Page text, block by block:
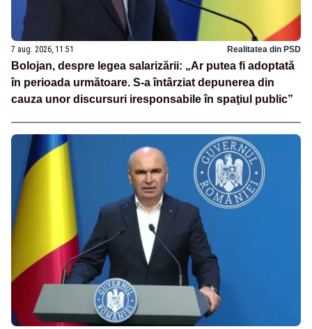
7 aug. 2026, 11:51 Realitatea din PSD
Bolojan, despre legea salarizării: „Ar putea fi adoptată
în perioada următoare. S-a întârziat depunerea din
cauza unor discursuri iresponsabile în spaţiul public”